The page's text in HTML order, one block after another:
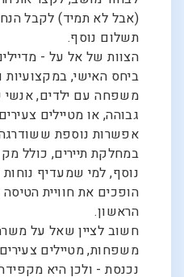
(אבל לא תמיד) לקבל
תשלום נוסף.
הצוות של אל על -
ביחס האישי, במקצועיות
משפחה עם ילדים, אנשי
גבוהה, או מטיילים
אפשרות נוספת
במחלקת תיירים, כולל
נוסף, למי שמעדיף
הופכים את חוויית
הראשון.
חשוב לציין שאל על
משפחות, מטיילים
נכנסת - ולכן היא